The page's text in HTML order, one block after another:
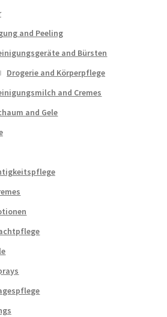
and Peeling
and Bürsten
Drogerie and Körperpflege
and Cremes
and Gele